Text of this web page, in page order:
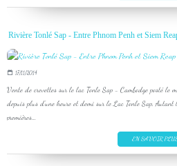
Rivière Tonlé Sap - Entre Phnom Penh et Siem
17/11/2014
Vente de crevettes sur le lac Tonle Sap - Cambodge posté
depuis plus d'une heure et demi sur le Lac Tonle Sap.
premières...
EN SAVOIR